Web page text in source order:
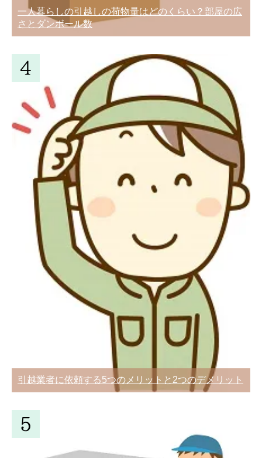
面倒な荷造りを上手に引越し業者に依頼
して準備を進める人が3割
新居を借りるとき家賃交渉が有利になる
6つの条件
引越し費用を安くするため自分でするメ
リットとデメリット
一人暮らしの引越しは荷物量で費用が変
わる！単身パック料金比較
原付・小型～中型・大型バイクを引っ越
しするとき費用・料金相場
新居を借りるとき家賃交渉が有利になる
引越業者を選ぶときに知っておきたい10
のポイント
旧居を引越しする前の手土産の準備と挨
拶マナー
全国に営業所がある引越業者に依頼する
メリットとデメリット
引越しの時の不用品・粗大ごみ処分の7
つの方法
引越しにより旧居を退去するときに注意
一人暮らしの引越しの荷物量はどのくらい？部屋の広
さとダンボール数
引越業者に依頼する5つのメリットと2つのデメリット